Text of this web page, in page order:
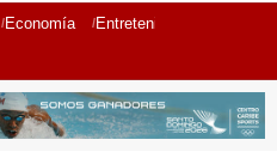
Economía Entretenimiento